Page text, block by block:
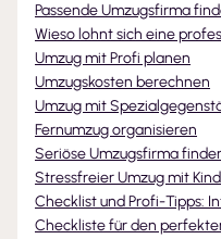
Passende Umzugsfirma
Wieso lohnt sich eine
Umzug mit Profi planen
Umzugskosten berechnen
Umzug mit
Fernumzug organisieren
Seriöse Umzugsfirma
Stressfreier Umzug mit
Checklist und Profi-Tipps:
Checkliste für den